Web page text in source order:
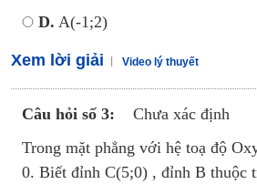
D. A(-1;2)
Xem lời giải Video lý thuyết
Câu hỏi số 3:
Chưa xác định
Trong mặt phẳng với hệ toạ độ
0. Biết đỉnh C(5;0) , đỉnh B thuộc